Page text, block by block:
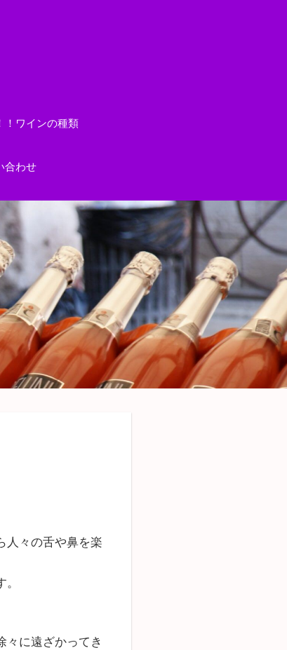
！ワインの種類
合わせ
人々の舌や鼻を楽
々に遠ざかってき